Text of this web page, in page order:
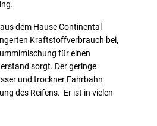
aus dem Hause Continental
Kraftstoffverbrauch bei,
für einen
sorgt. Der geringe
und trockner Fahrbahn
des Reifens. Er ist in vielen